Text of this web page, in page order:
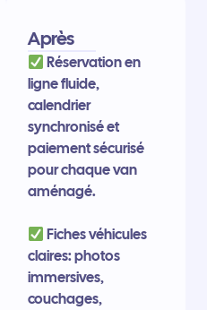
Après
Réservation en
ligne fluide,
calendrier
synchronisé et
paiement sécurisé
pour chaque van
aménagé.
Fiches véhicules
claires: photos
immersives,
couchages,